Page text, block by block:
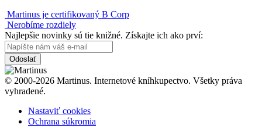
Martinus je certifikovaný B Corp
Nerobíme rozdiely
Najlepšie novinky sú tie knižné. Získajte ich ako prví:
Odoslať
© 2000-2026 Martinus. Internetové kníhkupectvo. Všetky práva
vyhradené.
Nastaviť cookies
Ochrana súkromia